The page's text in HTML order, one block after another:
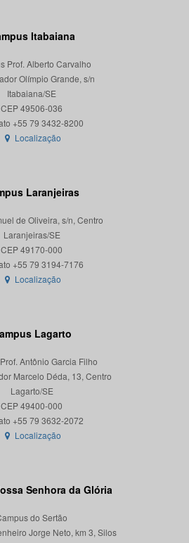
Itabaiana
Prof. Alberto Carvalho
Olímpio Grande, s/n
Itabaiana/SE
CEP 49506-036
Localização
Laranjeiras
de Oliveira, s/n, Centro
Laranjeiras/SE
CEP 49170-000
Localização
Lagarto
Antônio Garcia Filho
Marcelo Déda, 13, Centro
Lagarto/SE
CEP 49400-000
Localização
Senhora da Glória
do Sertão
Jorge Neto, km 3, Silos